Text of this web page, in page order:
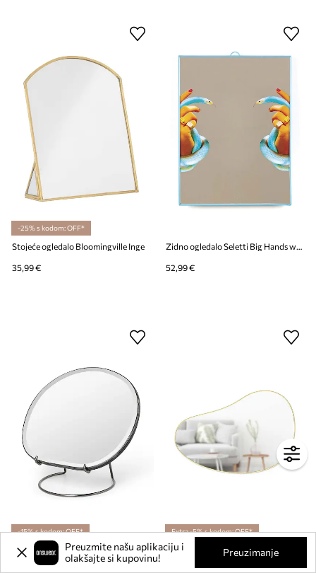
-25% s kodom: OFF*
Stojeće ogledalo Bloomingville Inge
35,99 €
Zidno ogledalo Seletti Big Hands with Snakes 30 x 40 cm
52,99 €
-15% s kodom: OFF*
Podno ogledalo ferm LIVING Pond
80,99 €
Extra -5% s kodom: OFF*
119,90 €
Preuzmite našu aplikaciju i
olakšajte si kupovinu!
Preuzimanje